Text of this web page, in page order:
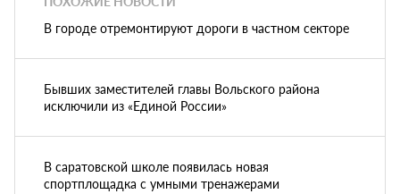
В городе отремонтируют дороги в частном секторе
Бывших заместителей главы Вольского района
исключили из «Единой России»
В саратовской школе появилась новая
спортплощадка с умными тренажерами